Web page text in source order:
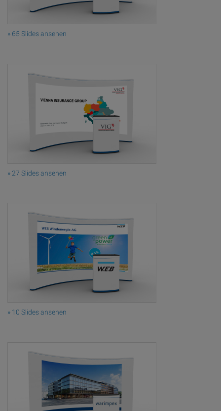
» 65 Slides ansehen
» 27 Slides ansehen
» 10 Slides ansehen